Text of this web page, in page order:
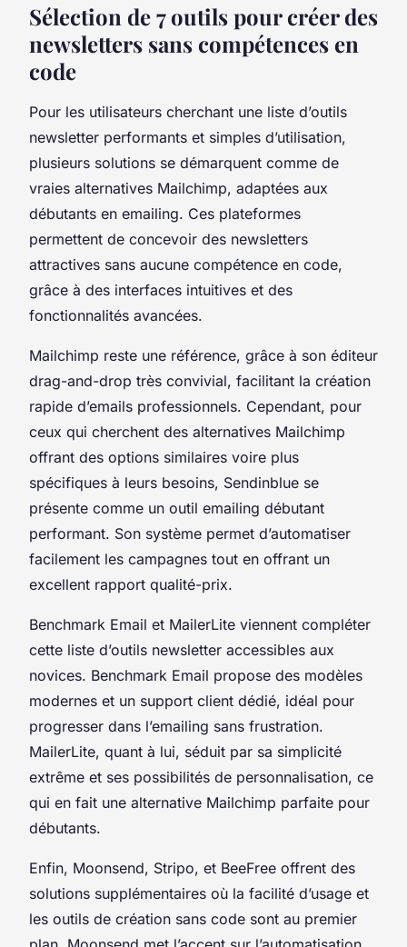
Sélection de 7 outils pour créer des
newsletters sans compétences en
code
Pour les utilisateurs cherchant une liste d’outils
newsletter performants et simples d’utilisation,
plusieurs solutions se démarquent comme de
vraies alternatives Mailchimp, adaptées aux
débutants en emailing. Ces plateformes
permettent de concevoir des newsletters
attractives sans aucune compétence en code,
grâce à des interfaces intuitives et des
fonctionnalités avancées.
Mailchimp reste une référence, grâce à son éditeur
drag-and-drop très convivial, facilitant la création
rapide d’emails professionnels. Cependant, pour
ceux qui cherchent des alternatives Mailchimp
offrant des options similaires voire plus
spécifiques à leurs besoins, Sendinblue se
présente comme un outil emailing débutant
performant. Son système permet d’automatiser
facilement les campagnes tout en offrant un
excellent rapport qualité-prix.
Benchmark Email et MailerLite viennent compléter
cette liste d’outils newsletter accessibles aux
novices. Benchmark Email propose des modèles
modernes et un support client dédié, idéal pour
progresser dans l’emailing sans frustration.
MailerLite, quant à lui, séduit par sa simplicité
extrême et ses possibilités de personnalisation, ce
qui en fait une alternative Mailchimp parfaite pour
débutants.
Enfin, Moonsend, Stripo, et BeeFree offrent des
solutions supplémentaires où la facilité d’usage et
les outils de création sans code sont au premier